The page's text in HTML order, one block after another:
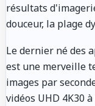
résultats
douceur, la plage
Le dernier né des
est une merveille
images par
vidéos UHD 4K30